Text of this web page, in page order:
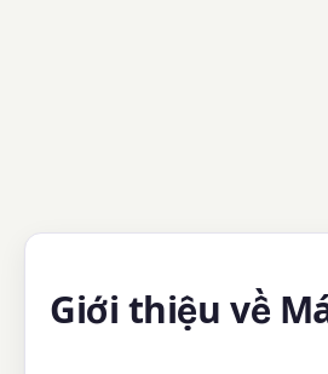
Giới thiệu về